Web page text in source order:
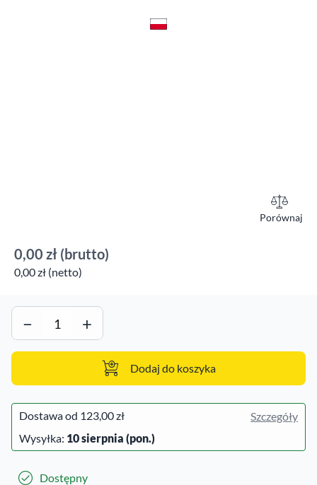
Porównaj
0,00 zł (brutto)
0,00 zł (netto)
− +
Dodaj do koszyka
Dostawa od 123,00 zł
Szczegóły
Wysyłka: 10 sierpnia (pon.)
Dostępny